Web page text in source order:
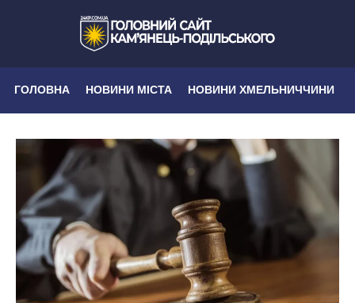
ГОЛОВНА НОВИНИ МІСТА НОВИНИ ХМЕЛЬНИЧЧИНИ